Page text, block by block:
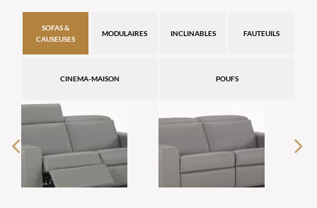
SOFAS &
CAUSEUSES
MODULAIRES INCLINABLES FAUTEUILS
CINEMA-MAISON POUFS